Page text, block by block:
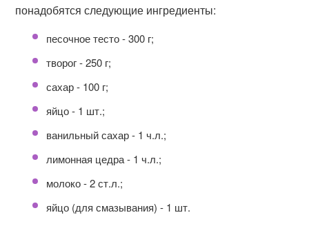
понадобятся следующие ингредиенты:
песочное тесто - 300 г;
творог - 250 г;
сахар - 100 г;
яйцо - 1 шт.;
ванильный сахар - 1 ч.л.;
лимонная цедра - 1 ч.л.;
молоко - 2 ст.л.;
яйцо (для смазывания) - 1 шт.